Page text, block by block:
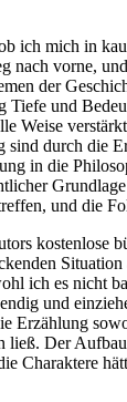
ich mich in
nach vorne,
der
Tiefe und
Weise
durch die
in die
und die
kostenlose
Situation
ich es nicht
und
Erzählung
ließ. Der
Charaktere